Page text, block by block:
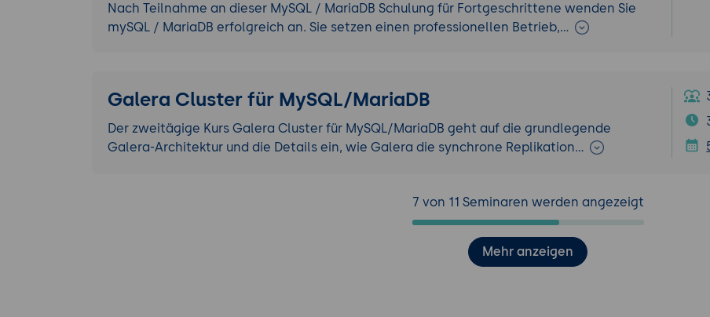
Nach Teilnahme an dieser MySQL / MariaDB Schulung für Fortgeschrittene wenden Sie
mySQL / MariaDB erfolgreich an. Sie setzen einen professionellen Betrieb,…
Galera Cluster für MySQL/MariaDB
Der zweitägige Kurs Galera Cluster für MySQL/MariaDB geht auf die grundlegende
Galera-Architektur und die Details ein, wie Galera die synchrone Replikation…
7 von 11 Seminaren werden angezeigt
Mehr anzeigen